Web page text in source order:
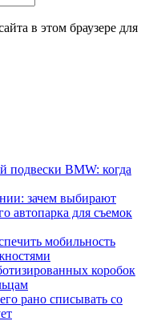
в этом браузере для
подвески BMW: когда
зачем выбирают
автопарка для съемок
мобильность
коробок
рано списывать со